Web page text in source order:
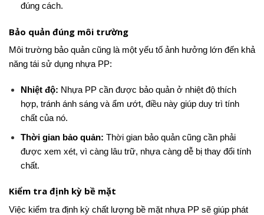
đúng cách.
Bảo quản đúng môi trường
Môi trường bảo quản cũng là một yếu tố ảnh hưởng lớn đến khả
năng tái sử dụng nhựa PP:
Nhiệt độ: Nhựa PP cần được bảo quản ở nhiệt độ thích
hợp, tránh ánh sáng và ẩm ướt, điều này giúp duy trì tính
chất của nó.
Thời gian bảo quản: Thời gian bảo quản cũng cần phải
được xem xét, vì càng lâu trữ, nhựa càng dễ bị thay đổi tính
chất.
Kiểm tra định kỳ bề mặt
Việc kiểm tra định kỳ chất lượng bề mặt nhựa PP sẽ giúp phát